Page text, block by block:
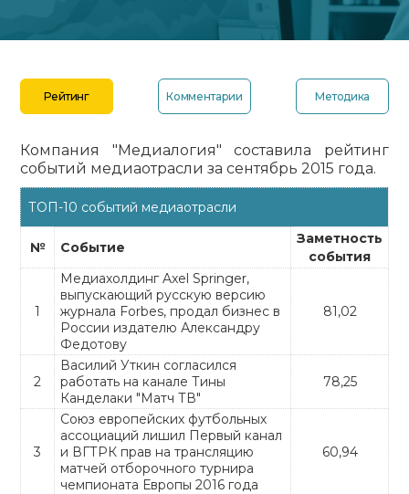
Рейтинг Комментарии Методика
Компания "Медиалогия" составила рейтинг
событий медиаотрасли за сентябрь 2015 года.
ТОП-10 событий медиаотрасли
№ Событие
Заметность
события
1
Медиахолдинг Axel Springer,
выпускающий русскую версию
журнала Forbes, продал бизнес в
России издателю Александру
Федотову
81,02
2
Василий Уткин согласился
работать на канале Тины
Канделаки "Матч ТВ"
78,25
3
Союз европейских футбольных
ассоциаций лишил Первый канал
и ВГТРК прав на трансляцию
матчей отборочного турнира
чемпионата Европы 2016 года
60,94